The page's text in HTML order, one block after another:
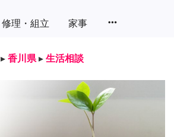
修理・組立 家事 more_horiz
▸ 香川県 ▸ 生活相談